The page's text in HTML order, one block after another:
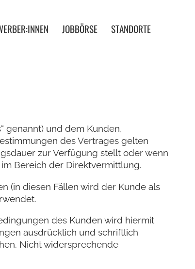
JOBBÖRSE STANDORTE
genannt) und dem Kunden,
des Vertrages gelten
zur Verfügung stellt oder wenn
Bereich der Direktvermittlung.
(in diesen Fällen wird der Kunde als
des Kunden wird hiermit
ausdrücklich und schriftlich
Nicht widersprechende